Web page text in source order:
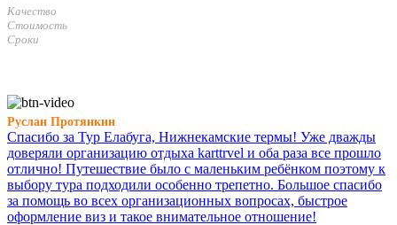
Качество
Стоимость
Сроки
Руслан Протянкин
Спасибо за Тур Елабуга, Нижнекамские термы! Уже дважды
доверяли организацию отдыха karttrvel и оба раза все прошло
отлично! Путешествие было с маленьким ребёнком поэтому к
выбору тура подходили особенно трепетно. Большое спасибо
за помощь во всех организационных вопросах, быстрое
оформление виз и такое внимательное отношение!